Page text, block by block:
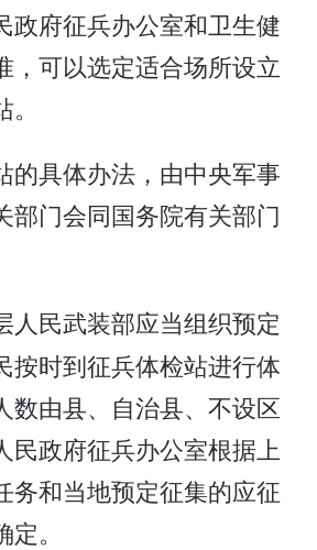
政府征兵办公室和卫生健
，可以选定适合场所设立
的具体办法，由中央军事
部门会同国务院有关部门
人民武装部应当组织预定
按时到征兵体检站进行体
数由县、自治县、不设区
民政府征兵办公室根据上
务和当地预定征集的应征
。